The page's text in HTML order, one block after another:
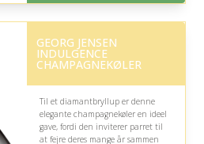
Levering: 2-3 dage
Gratis fragt
på 4.8 ud af 5
GEORG JENSEN
INDULGENCE
CHAMPAGNEKØLER
Til et diamantbryllup er denne
elegante champagnekøler en ideel
gave, fordi den inviterer parret til
at fejre deres mange år sammen